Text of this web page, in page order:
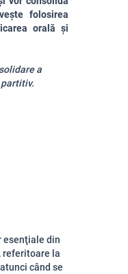
folosirea
orală și
a
din
referitoare la
când se